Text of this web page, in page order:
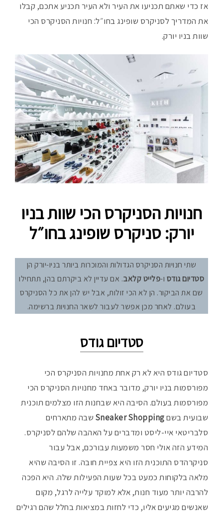
אז כדי שאתם תכניעו את העיר ולא העיר תכניע אתכם, קבלו
את המדריך לסניקרס שופינג בחו״ל: חנויות הסניקרס הכי
שוות בניו יורק.
חנויות הסניקרס הכי שוות בניו
יורק: סניקרס שופינג בחו״ל
שתי חנויות הסניקרס הגדולות והמוכרות ביותר בניו-יורק הן
סטדיום גודס ו-פלייט קלאב. אם עדיין לא ביקרתם בהן, תתחילו
שם את הביקור. הן לא הכי זולות, אבל יש להן את כל הסניקרס
בעולם. לאחר מכן אפשר לעבור לשאר החנויות ברשימה.
סטדיום גודס
סטדיום גודס היא לא רק אחת מחנויות הסניקרס הכי
מפורסמות בניו יורק, מדובר באחד מחנויות הסניקרס הכי
מפורסמות בעולם. הסיבה היא שבחנות הזו מצלמים תוכנית
שבועית בשםSneaker Shopping שבה מתארחים
סלבריטאי איי-ליסט ומדברים על האהבה שלהם לסניקרס.
המידע הזה אולי חסר משמעות עבורכם, אבל עבור
סניקרהדס התוכנית הזו היא צפיית חובה. זו הסיבה שהיא
מלאה בלקוחות כמעט בכל שעות הפעילות שלה. היא הפכה
להרבה יותר מעוד חנות, אלא למוקד עלייה לרגל, מקום
שאנשים מגיעים אליו, כדי לחזות במציאות בחלל שהם רגילים